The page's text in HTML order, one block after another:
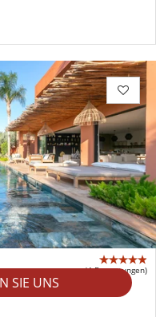
SIE UNS
(4 Bewertungen)